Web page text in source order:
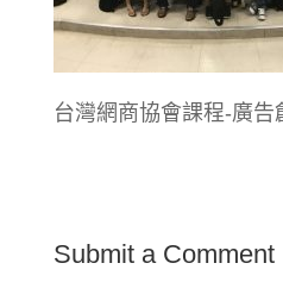
台灣網商協會課程-廣告
Submit a Comment